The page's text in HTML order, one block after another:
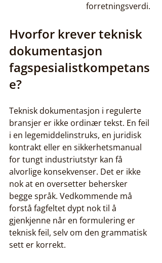
forretningsverdi.
Hvorfor krever teknisk
dokumentasjon
fagspesialistkompetans
e?
Teknisk dokumentasjon i regulerte
bransjer er ikke ordinær tekst. En feil
i en legemiddelinstruks, en juridisk
kontrakt eller en sikkerhetsmanual
for tungt industriutstyr kan få
alvorlige konsekvenser. Det er ikke
nok at en oversetter behersker
begge språk. Vedkommende må
forstå fagfeltet dypt nok til å
gjenkjenne når en formulering er
teknisk feil, selv om den grammatisk
sett er korrekt.